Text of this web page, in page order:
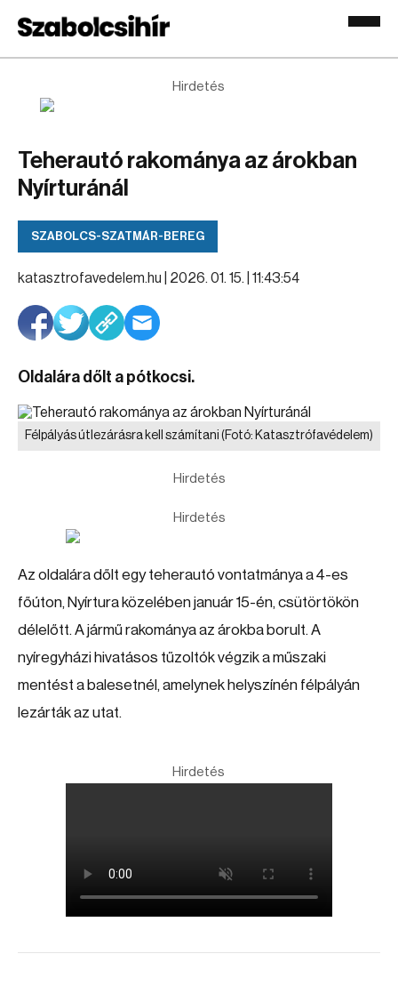
Hirdetés
Teherautó rakománya az árokban
Nyírturánál
SZABOLCS-SZATMÁR-BEREG
katasztrofavedelem.hu | 2026. 01. 15. | 11:43:54
Oldalára dőlt a pótkocsi.
Félpályás útlezárásra kell számítani (Fotó: Katasztrófavédelem)
Hirdetés
Hirdetés
Az oldalára dőlt egy teherautó vontatmánya a 4-es
főúton, Nyírtura közelében január 15-én, csütörtökön
délelőtt. A jármű rakománya az árokba borult. A
nyíregyházi hivatásos tűzoltók végzik a műszaki
mentést a balesetnél, amelynek helyszínén félpályán
lezárták az utat.
Hirdetés